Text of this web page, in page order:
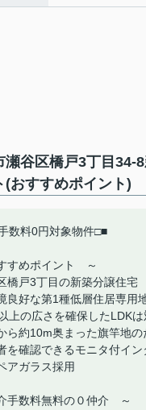
瀬谷区橋戸3丁目
(おすすめポイント)
数料0円対象物件□■
すめポイント ～
橋戸3丁目の新築分譲住宅
良好な第1種低層住居専用
上の広さを確保したLDKは
ら約10m奥まった旗竿地の
を確認できるモニタ付イン
アガラス採用
手数料無料の０仲介 ～